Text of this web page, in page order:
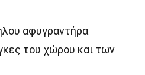
αφυγραντήρα
του χώρου και των